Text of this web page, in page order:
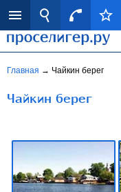
Главная → Чайкин берег
Чайкин берег